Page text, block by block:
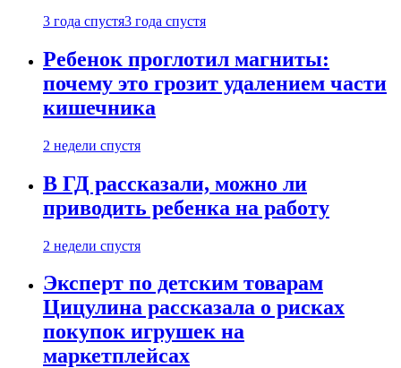
3 года спустя3 года спустя
Ребенок проглотил магниты:
почему это грозит удалением части
кишечника
2 недели спустя
В ГД рассказали, можно ли
приводить ребенка на работу
2 недели спустя
Эксперт по детским товарам
Цицулина рассказала о рисках
покупок игрушек на
маркетплейсах